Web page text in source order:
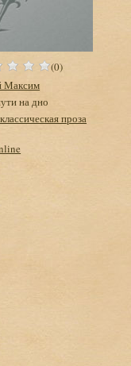
(0)
Максим
на дно
проза